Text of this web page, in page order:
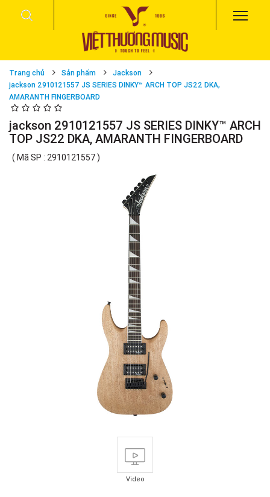
Trang chủ Sản phẩm
Jackson
jackson 2910121557 JS SERIES DINKY™ ARCH TOP JS22 DKA,
AMARANTH FINGERBOARD
jackson 2910121557 JS SERIES DINKY™ ARCH
TOP JS22 DKA, AMARANTH FINGERBOARD
( Mã SP : 2910121557 )
Video